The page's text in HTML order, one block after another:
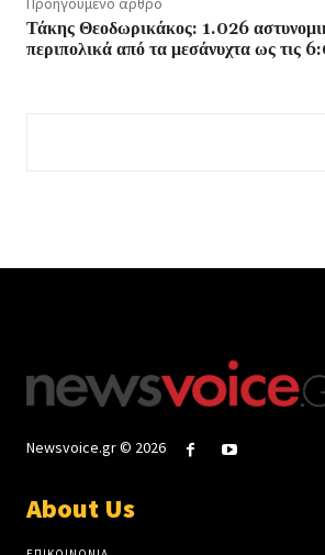
Τάκης Θεοδωρικάκος: 1.026
περιπολικά από τα μεσάνυχτα ως τις
Newsvoice.gr © 2026
About Us